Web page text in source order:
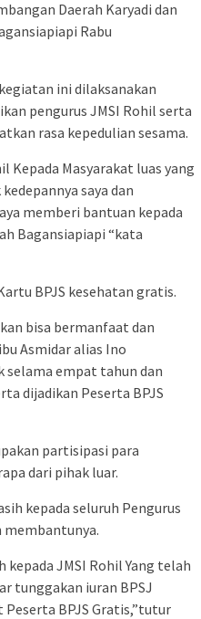
Daerah Karyadi dan
Rabu
ini dilaksanakan
pengurus JMSI Rohil serta
rasa kepedulian sesama.
Kepada Masyarakat luas yang
saya dan
memberi bantuan kepada
Bagansiapiapi “kata
BPJS kesehatan gratis.
bisa bermanfaat dan
Asmidar alias Ino
selama empat tahun dan
dijadikan Peserta BPJS
partisipasi para
dari pihak luar.
kepada seluruh Pengurus
membantunya.
kepada JMSI Rohil Yang telah
tunggakan iuran BPSJ
BPJS Gratis,”tutur